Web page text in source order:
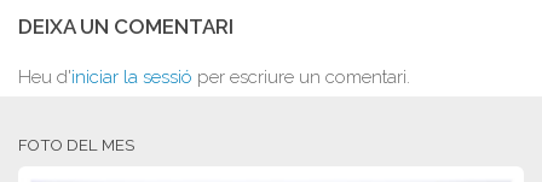
DEIXA UN COMENTARI
Heu d'iniciar la sessió per escriure un comentari.
FOTO DEL MES